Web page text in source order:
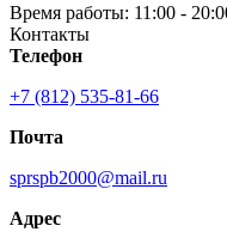
Время работы: 11:00 -
Контакты
Телефон
+7 (812) 535-81-66
Почта
sprspb2000@mail.ru
Адрес